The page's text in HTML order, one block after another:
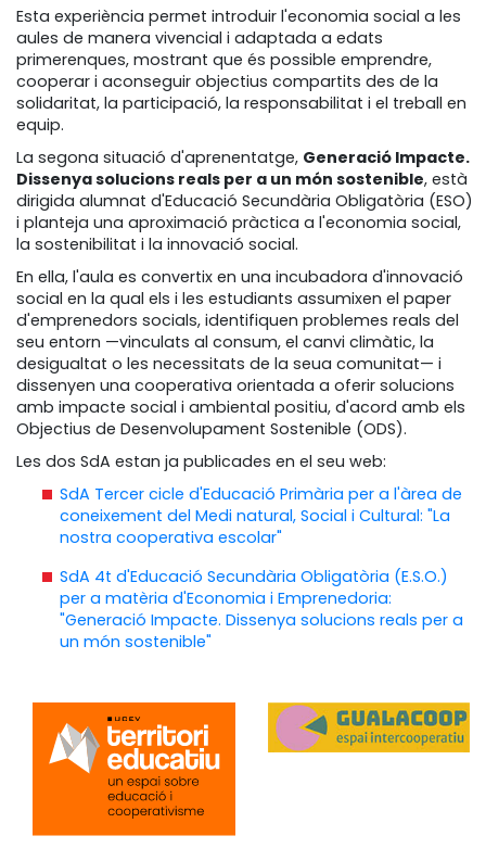
Esta experiència permet introduir l'economia social a les
aules de manera vivencial i adaptada a edats
primerenques, mostrant que és possible emprendre,
cooperar i aconseguir objectius compartits des de la
solidaritat, la participació, la responsabilitat i el treball en
equip.
La segona situació d'aprenentatge, Generació Impacte.
Dissenya solucions reals per a un món sostenible, està
dirigida alumnat d'Educació Secundària Obligatòria (ESO)
i planteja una aproximació pràctica a l'economia social,
la sostenibilitat i la innovació social.
En ella, l'aula es convertix en una incubadora d'innovació
social en la qual els i les estudiants assumixen el paper
d'emprenedors socials, identifiquen problemes reals del
seu entorn —vinculats al consum, el canvi climàtic, la
desigualtat o les necessitats de la seua comunitat— i
dissenyen una cooperativa orientada a oferir solucions
amb impacte social i ambiental positiu, d'acord amb els
Objectius de Desenvolupament Sostenible (ODS).
Les dos SdA estan ja publicades en el seu web:
SdA Tercer cicle d'Educació Primària per a l'àrea de
coneixement del Medi natural, Social i Cultural: "La
nostra cooperativa escolar"
SdA 4t d'Educació Secundària Obligatòria (E.S.O.)
per a matèria d'Economia i Emprenedoria:
"Generació Impacte. Dissenya solucions reals per a
un món sostenible"